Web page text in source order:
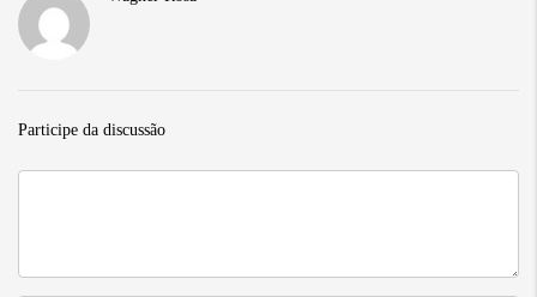
Participe da discussão